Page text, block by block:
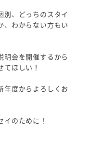
別、どっちのスタイ
、わからない方もい
明会を開催するから
ほしい！
年度からよろしくお
のために！